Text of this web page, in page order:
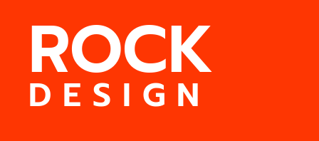
ROCK
D E S I G N